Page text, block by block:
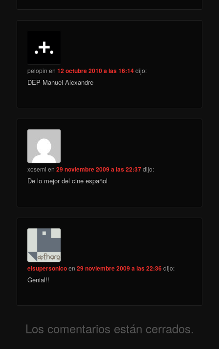
pelopin en12 octubre 2010 a las 16:14dijo:
DEP Manuel Alexandre
xosemi en29 noviembre 2009 a las 22:37dijo:
De lo mejor del cine español
elsupersonicoen29 noviembre 2009 a las 22:36dijo:
Genial!!
Los comentarios están cerrados.